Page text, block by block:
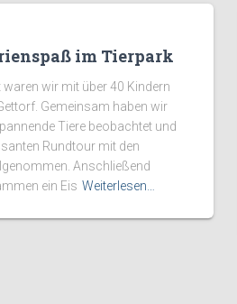
im Tierpark
wir mit über 40 Kindern
Gemeinsam haben wir
Tiere beobachtet und
Rundtour mit den
Anschließend
ein Eis Weiterlesen…